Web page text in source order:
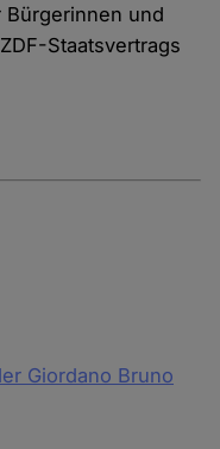
und
Staatsvertrags
Giordano Bruno